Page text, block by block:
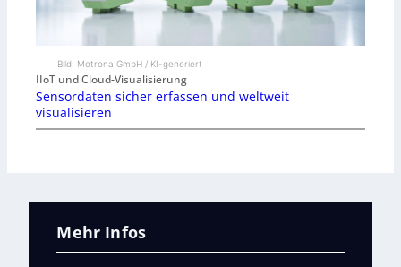
Bild: Motrona GmbH / KI-generiert
IIoT und Cloud-Visualisierung
Sensordaten sicher erfassen und weltweit
visualisieren
Mehr Infos